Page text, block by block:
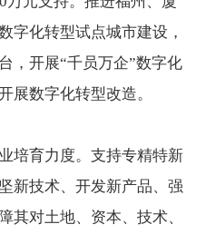
字化转型试点城市建设，
，开展“千员万企”数字化
展数字化转型改造。
育力度。支持专精特新
新技术、开发新产品、强
其对土地、资本、技术、